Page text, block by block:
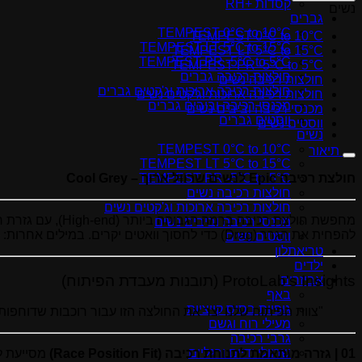
קסדות +RH
גברים
TEMPEST 0°C to 10°C
TEMPEST LT 5°C to 15°C
TEMPEST PR -5°C to 5°C
חולצות רכיבה גברים
חולצות רכיבה ארוכות וג'קטים גברים
מכנסי רכיבה וביבים גברים
ווסטים גברים
נשים
TEMPEST 0°C to 10°C
TEMPEST LT 5°C to 15°C
TEMPEST PR -5°C to 5°C
חולצות רכיבה נשים
חולצות רכיבה ארוכות וג'קטים נשים
מכנסי רכיבה וביבים נשים
ווסטים נשים
טריאתלון
ילדים
אביזרים
באף
גופיות בסיס קייציות
מעילי רוח וגשם
גרבי רכיבה
שרוולי ידיים ורגליים
TEMPEST 0°C to 10°C
TEMPEST LT 5°C to 15°C
TEMPEST PR -5°C to 5°C
חולצות רכיבה נשים
חולצות רכיבה ארוכות וג'קטים נשים
מכנסי רכיבה וביבים נשים
ווסטים נשים
תיאור
חולצת רכיבה Epic לנשים שרוול ארוך – Cool Grey
מחפשת חולצת רכיבה ברמה הגבוהה ביותר (High-end), עם גזרת רכיבה אווירודינמית לתנאי מזג אוויר
להפחית את הגרר (Drag) כדי לחסוך וואטים יקרים. במילים אחרות: לרכוב מהר יותר באימוני אינטרוולים, ברכיבות סיבולת ארוכות ובמרוצים מאתגרים.
ProtoLab's Insights (תובנות מעבדת הפיתוח)
"צוות הפיתוח שלנו יצר את החולצה הזו עבור רוכבות